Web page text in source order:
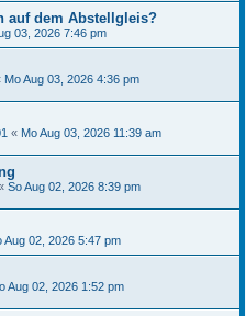
auf dem Abstellgleis?
03, 2026 7:46 pm
Mo Aug 03, 2026 4:36 pm
« Mo Aug 03, 2026 11:39 am
So Aug 02, 2026 8:39 pm
Aug 02, 2026 5:47 pm
Aug 02, 2026 1:52 pm